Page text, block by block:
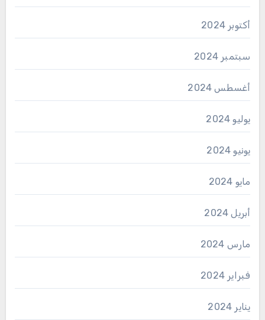
أكتوبر 2024
سبتمبر 2024
أغسطس 2024
يوليو 2024
يونيو 2024
مايو 2024
أبريل 2024
مارس 2024
فبراير 2024
يناير 2024